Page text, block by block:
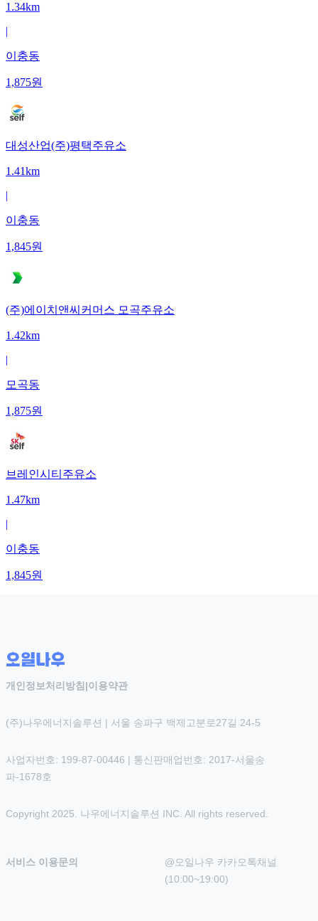
1.34km
|
이충동
1,875원
대성산업(주)평택주유소
1.41km
|
이충동
1,845원
(주)에이치앤씨커머스 모곡주유소
1.42km
|
모곡동
1,875원
브레인시티주유소
1.47km
|
이충동
1,845원
개인정보처리방침 |이용약관
(주)나우에너지솔루션 | 서울 송파구 백제고분로27길 24-5
사업자번호: 199-87-00446 | 통신판매업번호: 2017-서울송
파-1678호
Copyright 2025. 나우에너지솔루션 INC. All rights reserved.
서비스 이용문의
@오일나우 카카오톡채널
(10:00~19:00)